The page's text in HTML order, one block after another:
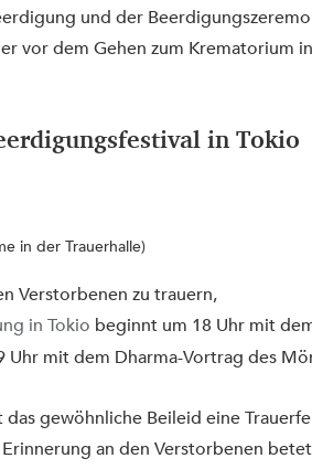
und der
vor dem Gehen zum Krematorium
in Tokio
in der Trauerhalle)
Verstorbenen zu trauern,
in Tokio beginnt um 18 Uhr mit
mit dem Dharma-Vortrag des
gewöhnliche Beileid eine
an den Verstorbenen